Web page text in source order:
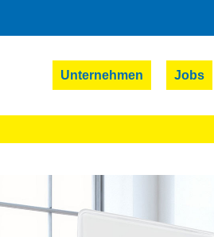
Unternehmen Jobs